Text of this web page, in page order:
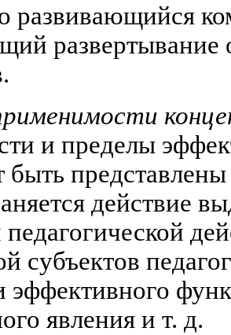
развивающийся
развертывание
и пределы
действие
субъектов
эффективного
явления и т. д.